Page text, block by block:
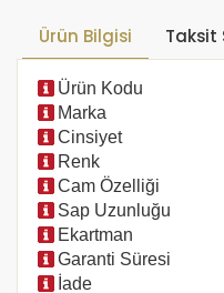
Ürün Bilgisi Taksit
Ürün Kodu
Marka
Cinsiyet
Renk
Cam Özelliği
Sap Uzunluğu
Ekartman
Garanti Süresi
İade